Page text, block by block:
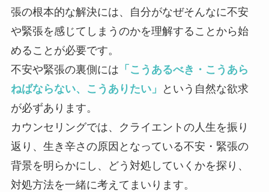
張の根本的な解決には、自分がなぜそんなに不安
や緊張を感じてしまうのかを理解することから始
めることが必要です。
不安や緊張の裏側には 「こうあるべき・こうあら
ねばならない、こうありたい」
という自然な欲求
が必ずあります。
カウンセリングでは、クライエントの人生を振り
返り、生き辛さの原因となっている不安・緊張の
背景を明らかにし、どう対処していくかを探り、
対処方法を一緒に考えてまいります。